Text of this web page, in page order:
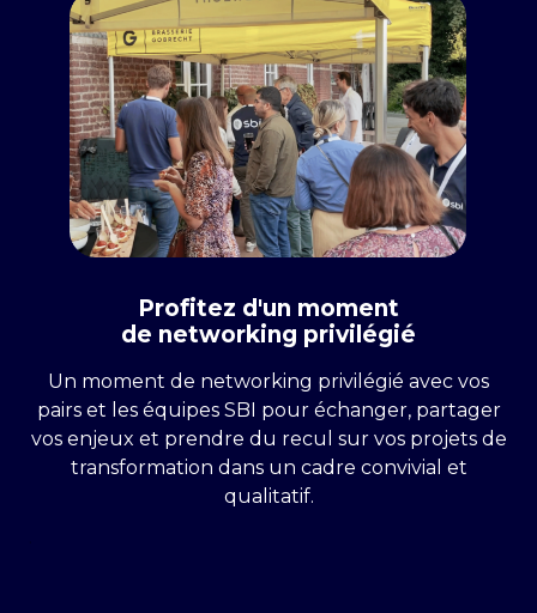
Profitez d'un moment
de networking privilégié
Un moment de networking privilégié avec vos
pairs et les équipes SBI pour échanger, partager
vos enjeux et prendre du recul sur vos projets de
transformation dans un cadre convivial et
qualitatif.